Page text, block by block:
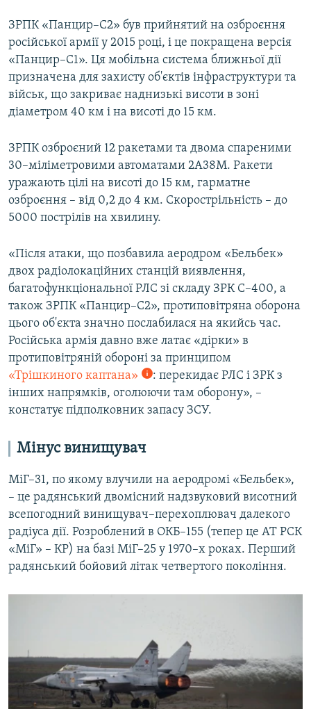
ЗРПК «Панцир–С2» був прийнятий на озброєння
російської армії у 2015 році, і це покращена версія
«Панцир–С1». Ця мобільна система ближньої дії
призначена для захисту об'єктів інфраструктури та
військ, що закриває наднизькі висоти в зоні
діаметром 40 км і на висоті до 15 км.
ЗРПК озброєний 12 ракетами та двома спареними
30–міліметровими автоматами 2А38М. Ракети
уражають цілі на висоті до 15 км, гарматне
озброєння – від 0,2 до 4 км. Скорострільність – до
5000 пострілів на хвилину.
«Після атаки, що позбавила аеродром «Бельбек»
двох радіолокаційних станцій виявлення,
багатофункціональної РЛС зі складу ЗРК С–400, а
також ЗРПК «Панцир–С2», протиповітряна оборона
цього об'єкта значно послабилася на якийсь час.
Російська армія давно вже латає «дірки» в
протиповітряній обороні за принципом
«Трішкиного каптана»
: перекидає РЛС і ЗРК з
інших напрямків, оголюючи там оборону», –
констатує підполковник запасу ЗСУ.
Мінус винищувач
МіГ–31, по якому влучили на аеродромі «Бельбек»,
– це радянський двомісний надзвуковий висотний
всепогодний винищувач–перехоплювач далекого
радіуса дії. Розроблений в ОКБ–155 (тепер це АТ РСК
«МіГ» – КР) на базі МіГ–25 у 1970–х роках. Перший
радянський бойовий літак четвертого покоління.